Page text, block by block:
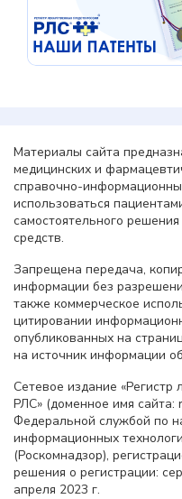
Материалы сайта
медицинских и
справочно-
использоваться
самостоятельного
средств.
Запрещена передача,
информации без
также коммерческое
цитировании
опубликованных на
на источник информации
Сетевое издание «Регистр
РЛС» (доменное имя сайта:
Федеральной службой по
информационных
(Роскомнадзор),
решения о регистрации:
апреля 2023 г.